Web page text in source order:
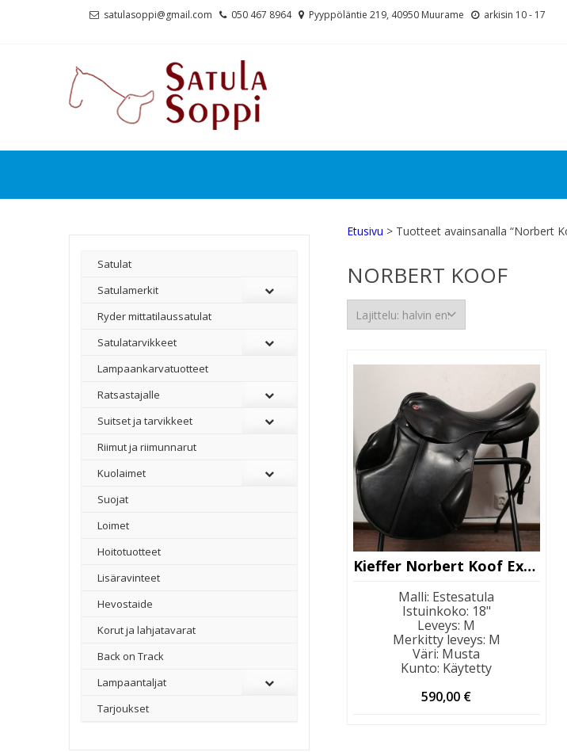
satulasoppi@gmail.com 050 467 8964 Pyyppöläntie 219, 40950 Muurame arkisin 10 - 17
Etusivu > Tuotteet avainsanalla “Norbert
NORBERT KOOF
Kieffer Norbert Koof Exclusive
Malli: Estesatula
Istuinkoko: 18"
Leveys: M
Merkitty leveys: M
Väri: Musta
Kunto: Käytetty
590,00 €
Satulat
Satulamerkit
Ryder mittatilaussatulat
Satulatarvikkeet
–
Lampaankarvatuotteet
Ratsastajalle
Suitset ja tarvikkeet
Riimut ja riimunnarut
Kuolaimet
Suojat
Loimet
Hoitotuotteet
Lisäravinteet
Hevostaide
Korut ja lahjatavarat
Back on Track
Lampaantaljat
Tarjoukset